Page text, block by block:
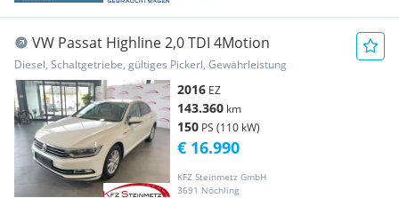
VW Passat Highline 2,0 TDI 4Motion
Diesel, Schaltgetriebe, gültiges Pickerl, Gewährleistung
2016 EZ
143.360 km
150 PS (110 kW)
KFZ Steinmetz GmbH
3691 Nöchling
€ 16.990